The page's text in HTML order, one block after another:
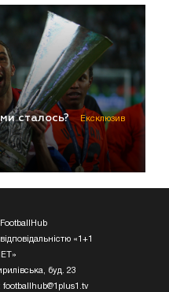
сталось? Ексклюзив
«1+1
буд. 23
footballhub@1plus1.tv